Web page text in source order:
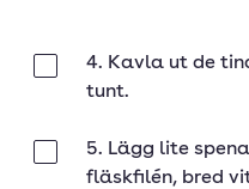
4. Kavla ut de
tunt.
5. Lägg lite
fläskfilén, bred